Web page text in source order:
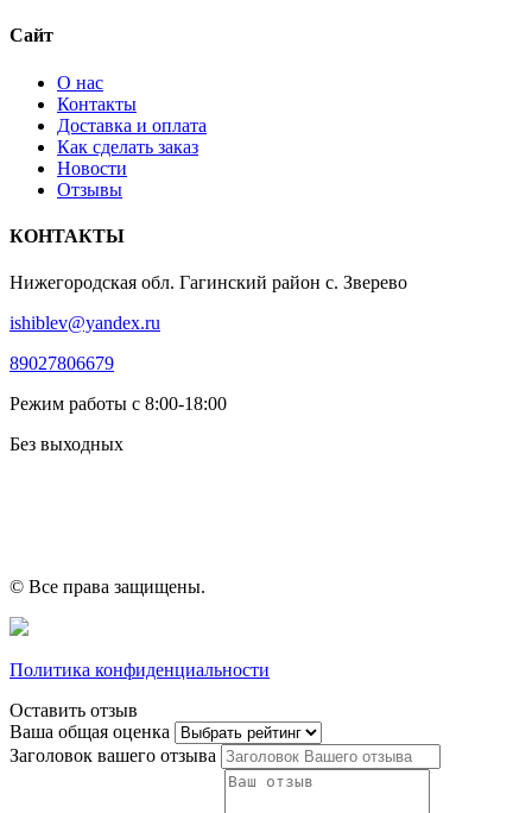
Сайт
О нас
Контакты
Доставка и оплата
Как сделать заказ
Новости
Отзывы
КОНТАКТЫ
Нижегородская обл. Гагинский район с. Зверево
ishiblev@yandex.ru
89027806679
Режим работы с 8:00-18:00
Без выходных
© Все права защищены.
Политика конфиденциальности
Оставить отзыв
Ваша общая оценка
Заголовок вашего отзыва